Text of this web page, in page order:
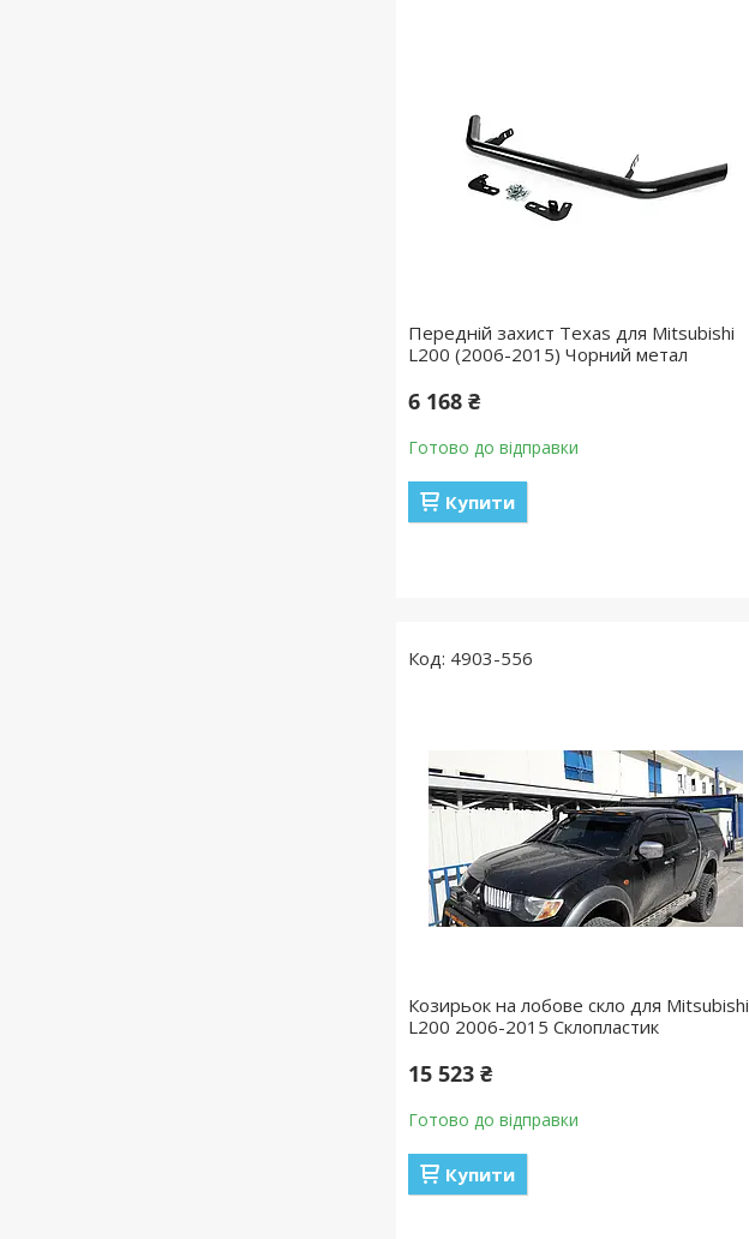
Передній захист Texas для Mitsubishi
L200 (2006-2015) Чорний метал
6 168 ₴
Готово до відправки
Купити
4903-556
Козирьок на лобове скло для Mitsubishi
L200 2006-2015 Склопластик
15 523 ₴
Готово до відправки
Купити